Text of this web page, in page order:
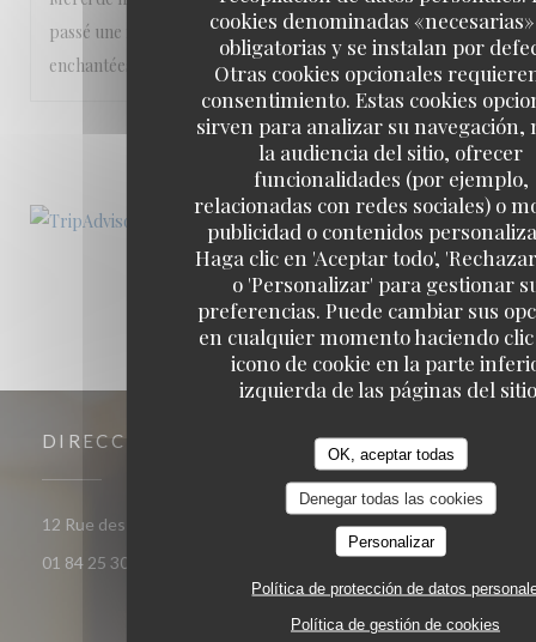
cookies denominadas
obligatorias y se instalan por
Otras cookies opcionales
consentimiento. Estas cookies
sirven para analizar su navegación,
la audiencia del sitio, ofrecer
funcionalidades (por ejemplo,
relacionadas con redes sociales) o
publicidad o contenidos
Haga clic en 'Aceptar todo',
o 'Personalizar' para gestionar
preferencias. Puede cambiar sus
en cualquier momento haciendo
icono de cookie en la parte
izquierda de las páginas del
OK, aceptar todas
Denegar todas las cookies
Personalizar
Política de protección de datos
Política de gestión de cookies
passé une merveilleuse soirée, et nos papilles ont été
enchantées pas des mélanges de saveurs parfaits.
2
DIRECCIÓN
12 Rue des Trois Frères 75018 PARIS
((abre en una nueva
01 84 25 30 00